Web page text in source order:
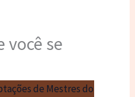
você se